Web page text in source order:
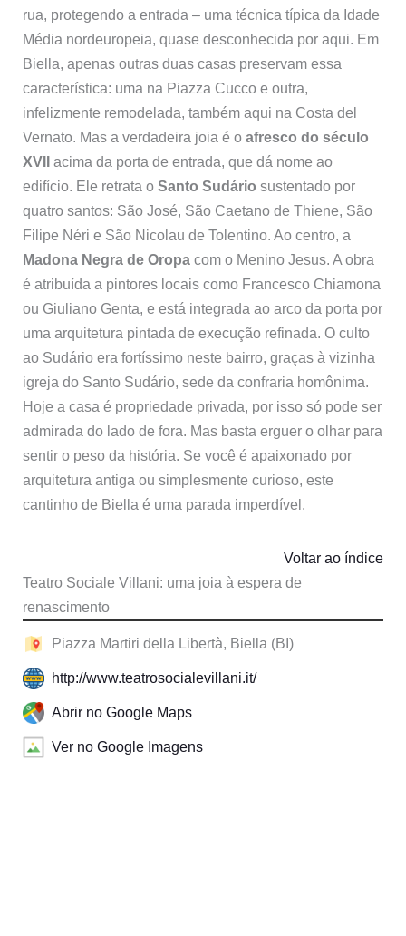
rua, protegendo a entrada – uma técnica típica da Idade
Média nordeuropeia, quase desconhecida por aqui. Em
Biella, apenas outras duas casas preservam essa
característica: uma na Piazza Cucco e outra,
infelizmente remodelada, também aqui na Costa del
Vernato. Mas a verdadeira joia é o afresco do século
XVII
acima da porta de entrada, que dá nome ao
edifício. Ele retrata o Santo Sudário sustentado por
quatro santos: São José, São Caetano de Thiene, São
Filipe Néri e São Nicolau de Tolentino. Ao centro, a
Madona Negra de Oropacom o Menino Jesus. A obra
é atribuída a pintores locais como Francesco Chiamona
ou Giuliano Genta, e está integrada ao arco da porta por
uma arquitetura pintada de execução refinada. O culto
ao Sudário era fortíssimo neste bairro, graças à vizinha
igreja do Santo Sudário, sede da confraria homônima.
Hoje a casa é propriedade privada, por isso só pode ser
admirada do lado de fora. Mas basta erguer o olhar para
sentir o peso da história. Se você é apaixonado por
arquitetura antiga ou simplesmente curioso, este
cantinho de Biella é uma parada imperdível.
Teatro Sociale Villani: uma joia à espera de
renascimento
Voltar ao índice
Piazza Martiri della Libertà, Biella (BI)
http://www.teatrosocialevillani.it/
Abrir no Google Maps
Ver no Google Imagens